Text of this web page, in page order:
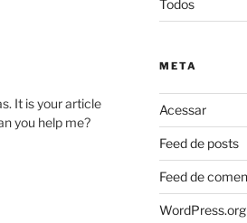
It is your article
you help me?
Todos
META
Acessar
Feed de posts
Feed de
WordPress.org